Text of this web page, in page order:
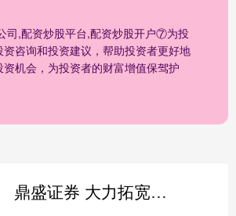
司,配资炒股平台,配资炒股开户⑦为投
咨询和投资建议，帮助投资者更好地
机会，为投资者的财富增值保驾护
鼎盛证券 大力拓宽农产品消费渠道、丰富消费场景，农业农村部最新发声